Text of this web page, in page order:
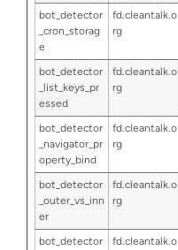
bot_detector
_cron_storag
e
fd.cleantalk.o
rg
bot_detector
_list_keys_pr
essed
fd.cleantalk.o
rg
bot_detector
_navigator_pr
operty_bind
fd.cleantalk.o
rg
bot_detector
_outer_vs_inn
er
fd.cleantalk.o
rg
bot_detector
fd.cleantalk.o